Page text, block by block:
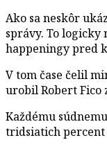
Ako sa neskôr
správy. To
happeningy pred
V tom čase čelil
urobil Robert Fico
Každému
tridsiatich percent